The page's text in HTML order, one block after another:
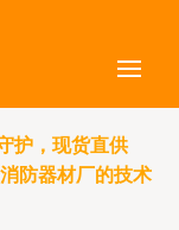
护，现货直供
防器材厂的技术